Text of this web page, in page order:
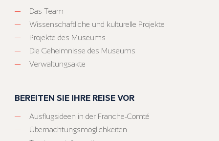
Das Team
Wissenschaftliche und kulturelle Projekte
Projekte des Museums
Die Geheimnisse des Museums
Verwaltungsakte
BEREITEN SIE IHRE REISE VOR
Ausflugsideen in der Franche-Comté
Übernachtungsmöglichkeiten